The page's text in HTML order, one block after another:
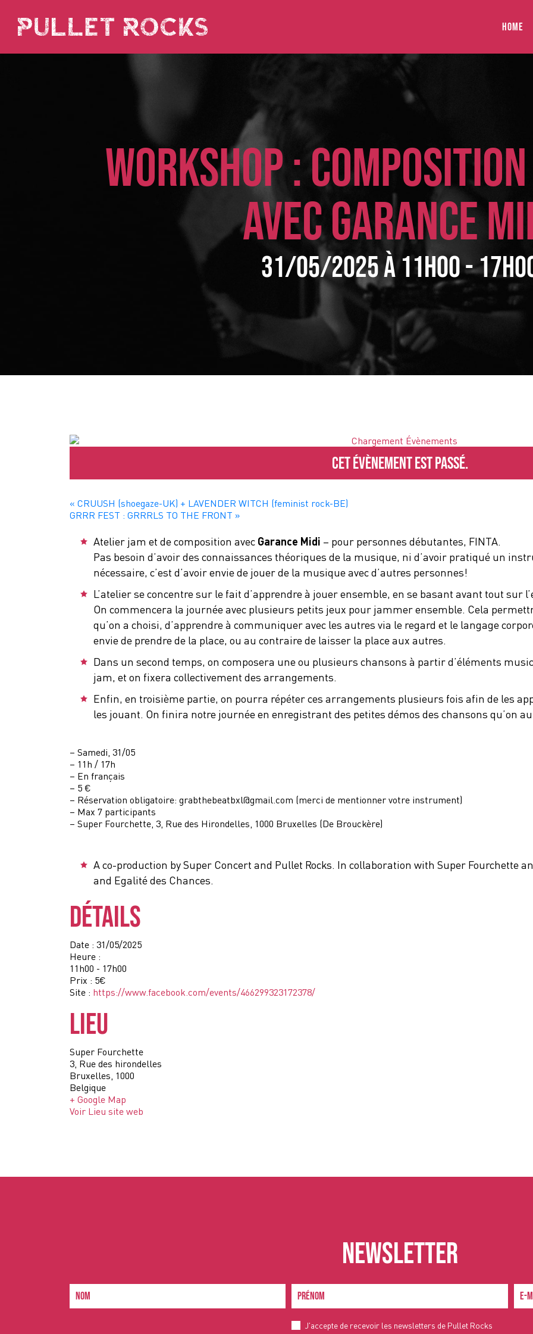
HOME
WORKSHOP :
AVEC GARANCE
31/05/2025 à 11h00-
Cet évènement est passé.
« CRUUSH (shoegaze-UK) + LAVENDER WITCH (feminist rock-BE)
GRRR FEST : GRRRLS TO THE FRONT »
Atelier jam et de composition avec Garance Midi – pour personnes débutantes, FINTA.
Pas besoin d’avoir des connaissances théoriques de la musique, ni d’avoir pratiqué un
nécessaire, c’est d’avoir envie de jouer de la musique avec d’autres personnes!
L’atelier se concentre sur le fait d’apprendre à jouer ensemble, en se basant avant tout sur
On commencera la journée avec plusieurs petits jeux pour jammer ensemble. Cela
qu’on a choisi, d’apprendre à communiquer avec les autres via le regard et le langage
envie de prendre de la place, ou au contraire de laisser la place aux autres.
Dans un second temps, on composera une ou plusieurs chansons à partir d’éléments
jam, et on fixera collectivement des arrangements.
Enfin, en troisième partie, on pourra répéter ces arrangements plusieurs fois afin de les
les jouant. On finira notre journée en enregistrant des petites démos des chansons qu’on
– Samedi, 31/05
– 11h / 17h
– En français
– 5 €
– Réservation obligatoire: grabthebeatbxl@gmail.com (merci de mentionner votre instrument)
– Max 7 participants
– Super Fourchette, 3, Rue des Hirondelles, 1000 Bruxelles (De Brouckère)
A co-production by Super Concert and Pullet Rocks. In collaboration with Super Fourchette
and Egalité des Chances.
DÉTAILS
Date : 31/05/2025
Heure :
11h00 - 17h00
Prix : 5€
Site : https://www.facebook.com/events/466299323172378/
LIEU
Super Fourchette
3, Rue des hirondelles
Bruxelles, 1000
Belgique
+ Google Map
Voir Lieu site web
NEWSLETTER
J'accepte de recevoir les newsletters de Pullet Rocks